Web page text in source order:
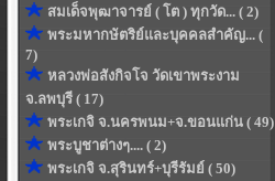
สมเด็จพุฒาจารย์ ( โต ) ทุกวัด... ( 2)
พระมหากษัตริย์และบุคคลสำคัญ... (
7)
หลวงพ่อสังกิจโจ วัดเขาพระงาม
จ.ลพบุรี ( 17)
พระเกจิ จ.นครพนม+จ.ขอนแก่น ( 49)
พระบูชาต่างๆ.... ( 2)
พระเกจิ จ.สุรินทร์+บุรีรัมย์ ( 50)